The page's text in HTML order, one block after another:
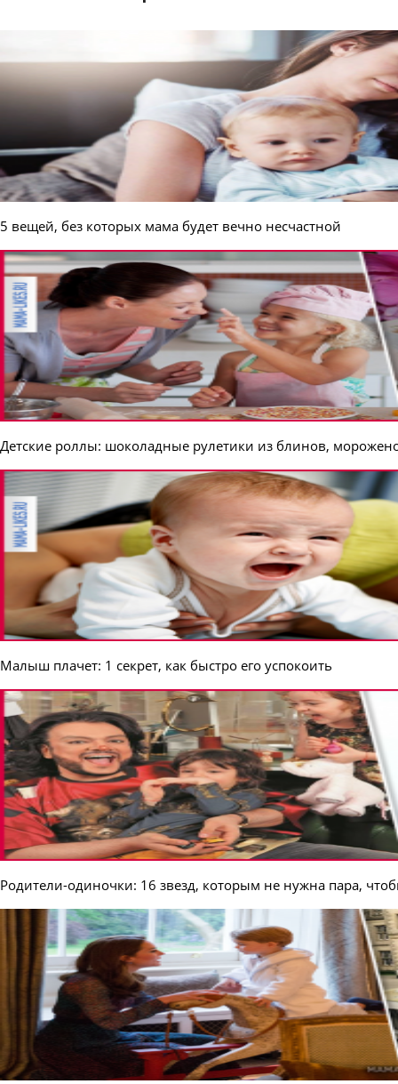
5 вещей, без которых мама будет вечно несчастной
Детские роллы: шоколадные рулетики из блинов,
Малыш плачет: 1 секрет, как быстро его успокоить
Родители-одиночки: 16 звезд, которым не нужна пара,